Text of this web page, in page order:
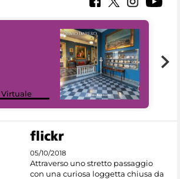
Virtuale
05/10/2018
Attraverso uno stretto passaggio
con una curiosa loggetta chiusa da